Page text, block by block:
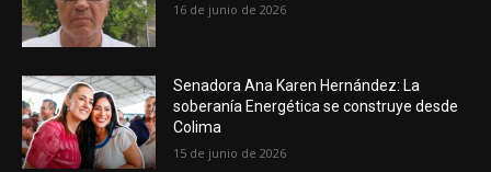
16 de junio de 2026
Senadora Ana Karen Hernández: La
soberanía Energética se construye desde
Colima
15 de junio de 2026